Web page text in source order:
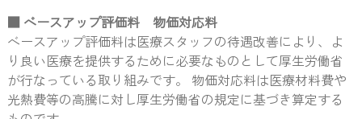
■ ベースアップ評価料 物価対応料
ベースアップ評価料は医療スタッフの待遇改善により、よ
り良い医療を提供するために必要なものとして厚生労働省
が行なっている取り組みです。 物価対応料は医療材料費や
光熱費等の高騰に対し厚生労働省の規定に基づき算定する